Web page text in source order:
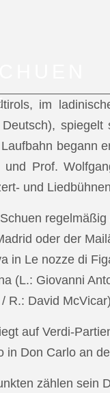
im
begann
und Prof.
und
oder der
in Le nozze di
(L.: Giovanni
R.: David
auf Verdi-
in Don Carlo an
zählen sein